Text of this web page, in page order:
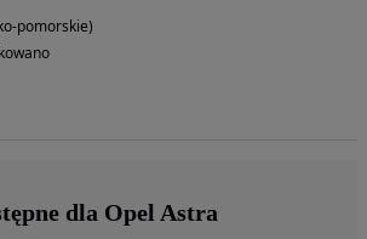
pomorskie)
dla Opel Astra